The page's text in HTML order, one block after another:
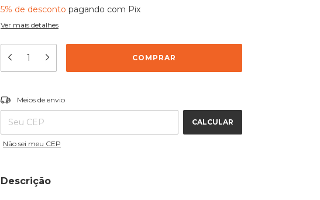
5% de desconto pagando com Pix
Ver mais detalhes
Entregas para o CEP:
Meios de envio
CALCULAR
Não sei meu CEP
Descrição